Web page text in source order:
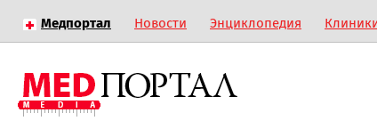
Медпортал Новости Энциклопедия